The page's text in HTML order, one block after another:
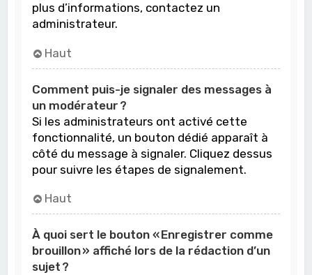
plus d’informations, contactez un
administrateur.
Haut
Comment puis-je signaler des messages à
un modérateur ?
Si les administrateurs ont activé cette
fonctionnalité, un bouton dédié apparaît à
côté du message à signaler. Cliquez dessus
pour suivre les étapes de signalement.
Haut
À quoi sert le bouton « Enregistrer comme
brouillon » affiché lors de la rédaction d’un
sujet ?